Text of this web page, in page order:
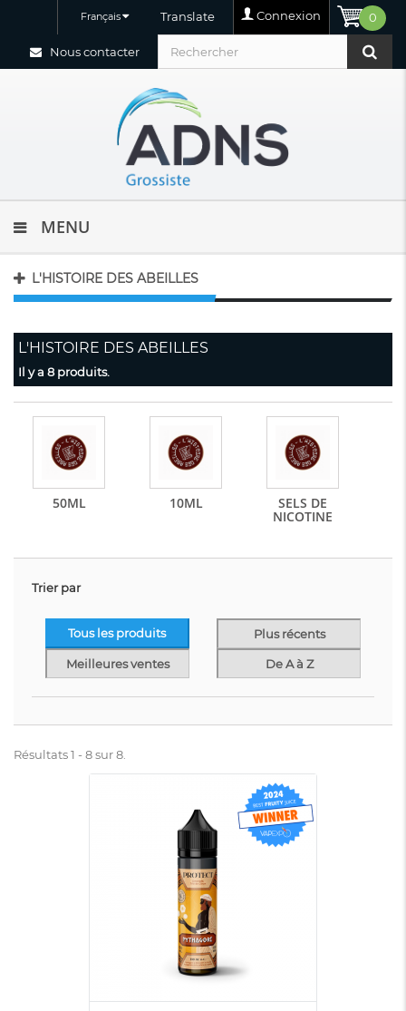
0
Connexion
Translate
Français
Nous contacter
MENU
L'HISTOIRE DES ABEILLES
L'HISTOIRE DES ABEILLES
Il y a 8 produits.
50ML 10ML SELS DE
NICOTINE
Trier par
Tous les produits Plus récents
Meilleures ventes De A à Z
Résultats 1 - 8 sur 8.